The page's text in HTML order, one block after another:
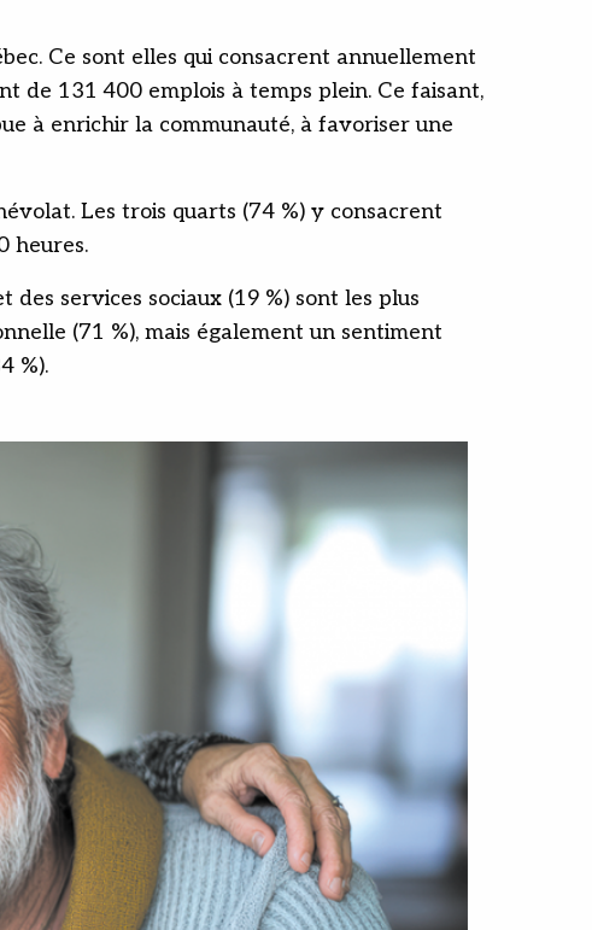
Ce sont elles qui consacrent annuellement
de 131 400 emplois à temps plein. Ce faisant,
à enrichir la communauté, à favoriser une
Les trois quarts (74 %) y consacrent
heures.
des services sociaux (19 %) sont les plus
(71 %), mais également un sentiment
%).